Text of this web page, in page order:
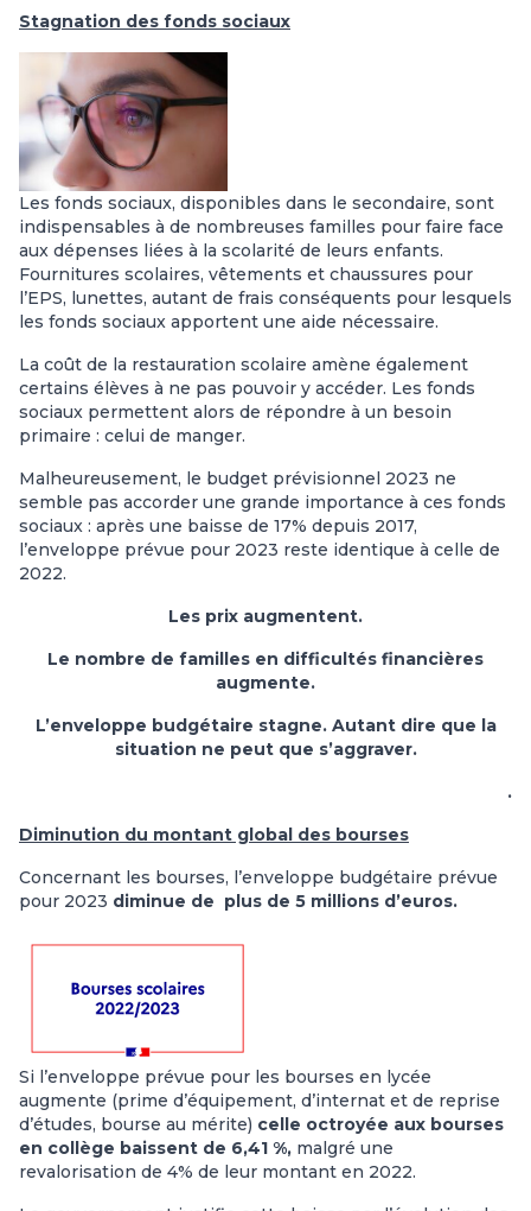
Stagnation des fonds sociaux
Les fonds sociaux, disponibles dans le secondaire, sont
indispensables à de nombreuses familles pour faire face
aux dépenses liées à la scolarité de leurs enfants.
Fournitures scolaires, vêtements et chaussures pour
l’EPS, lunettes, autant de frais conséquents pour lesquels
les fonds sociaux apportent une aide nécessaire.
La coût de la restauration scolaire amène également
certains élèves à ne pas pouvoir y accéder. Les fonds
sociaux permettent alors de répondre à un besoin
primaire : celui de manger.
Malheureusement, le budget prévisionnel 2023 ne
semble pas accorder une grande importance à ces fonds
sociaux : après une baisse de 17% depuis 2017,
l’enveloppe prévue pour 2023 reste identique à celle de
2022.
Les prix augmentent.
Le nombre de familles en difficultés financières
augmente.
L’enveloppe budgétaire stagne. Autant dire que la
situation ne peut que s’aggraver.
.
Diminution du montant global des bourses
Concernant les bourses, l’enveloppe budgétaire prévue
pour 2023 diminue de plus de 5 millions d’euros.
Si l’enveloppe prévue pour les bourses en lycée
augmente (prime d’équipement, d’internat et de reprise
d’études, bourse au mérite) celle octroyée aux bourses
en collège baissent de 6,41 %, malgré une
revalorisation de 4% de leur montant en 2022.